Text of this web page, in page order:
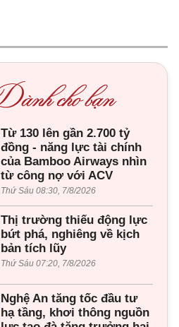
Từ 130 lên gần 2.700 tỷ
đồng - năng lực tài chính
của Bamboo Airways nhìn
từ công nợ với ACV
Thứ Sáu 08:30, 7/8/2026
Thị trường thiếu động lực
bứt phá, nghiêng về kịch
bản tích lũy
Thứ Sáu 07:20, 7/8/2026
Nghệ An tăng tốc đầu tư
hạ tầng, khơi thông nguồn